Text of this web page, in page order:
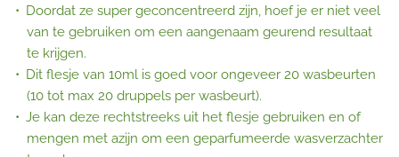
Doordat ze super geconcentreerd zijn, hoef je er niet veel
van te gebruiken om een aangenaam geurend resultaat
te krijgen.
Dit flesje van 10ml is goed voor ongeveer 20 wasbeurten
(10 tot max 20 druppels per wasbeurt).
Je kan deze rechtstreeks uit het flesje gebruiken en of
mengen met azijn om een geparfumeerde wasverzachter